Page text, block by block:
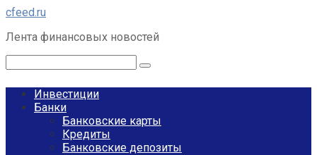
Перейти
контенту
cfeed.ru
Лента финансовых новостей
Инвестиции
Банки
Банковские карты
Кредиты
Банковские депозиты